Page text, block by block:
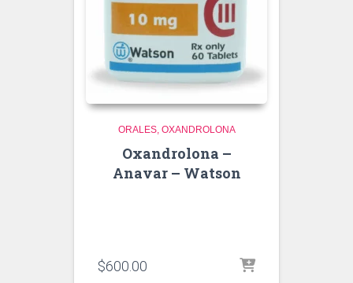
ORALES OXANDROLONA
Oxandrolona –
Anavar – Watson
$600.00